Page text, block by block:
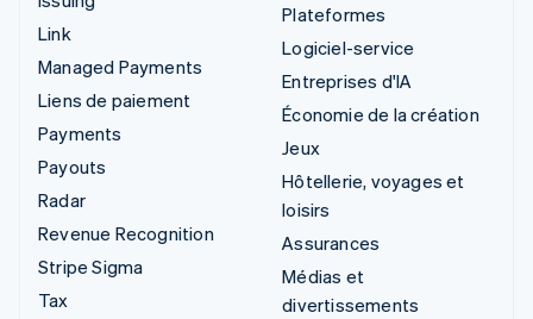
Link
Managed Payments
Liens de paiement
Payments
Payouts
Radar
Revenue Recognition
Stripe Sigma
Tax
Plateformes
Logiciel-service
Entreprises d'IA
Économie de la création
Jeux
Hôtellerie, voyages et
loisirs
Assurances
Médias et
divertissements